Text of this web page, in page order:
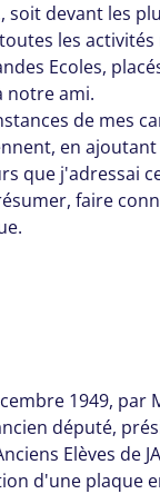
soit devant les
les activités
Ecoles,
notre ami.
de mes
en
que j'adressai
faire
1949, par
député,
Elèves de
d'une plaque